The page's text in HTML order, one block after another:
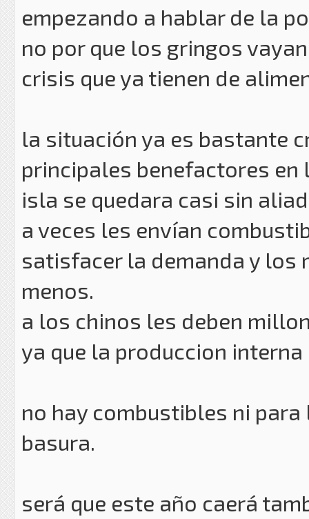
empezando a hablar de la
no por que los gringos
crisis que ya tienen de
la situación ya es bastante
principales benefactores
isla se quedara casi sin
a veces les envían
satisfacer la demanda y los
menos.
a los chinos les deben
ya que la produccion
no hay combustibles ni
basura.
será que este año caerá